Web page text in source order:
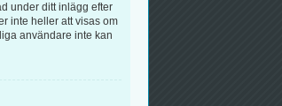
under ditt inlägg efter
inte heller att visas om
användare inte kan